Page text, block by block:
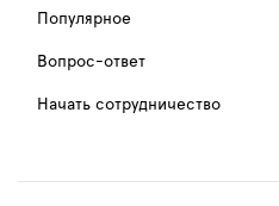
Популярное
Вопрос-ответ
Начать сотрудничество